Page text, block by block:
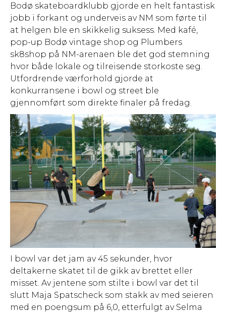
Bodø skateboardklubb gjorde en helt fantastisk
jobb i forkant og underveis av NM som førte til
at helgen ble en skikkelig suksess. Med kafé,
pop-up Bodø vintage shop og Plumbers
sk8shop på NM-arenaen ble det god stemning
hvor både lokale og tilreisende storkoste seg.
Utfordrende værforhold gjorde at
konkurransene i bowl og street ble
gjennomført som direkte finaler på fredag.
I bowl var det jam av 45 sekunder, hvor
deltakerne skatet til de gikk av brettet eller
misset. Av jentene som stilte i bowl var det til
slutt Maja Spatscheck som stakk av med seieren
med en poengsum på 6,0, etterfulgt av Selma